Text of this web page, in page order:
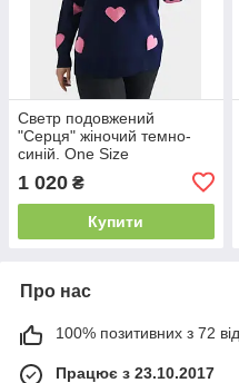
Светр подовжений
"Серця" жіночий темно-
синій. One Size
1 020 ₴
Купити
Про нас
100% позитивних з 72
Працює з 23.10.2017